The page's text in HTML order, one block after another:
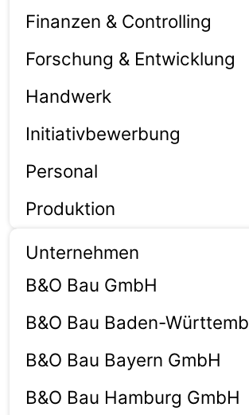
Finanzen & Controlling
Forschung & Entwicklung
Handwerk
Initiativbewerbung
Personal
Produktion
Unternehmen
B&O Bau GmbH
B&O Bau Baden-
B&O Bau Bayern GmbH
B&O Bau Hamburg GmbH